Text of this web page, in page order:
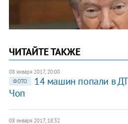
ЧИТАЙТЕ ТАКЖЕ
08 января 2017, 20:00
ФОТО
14 машин попали в
Чоп
08 января 2017, 18:32